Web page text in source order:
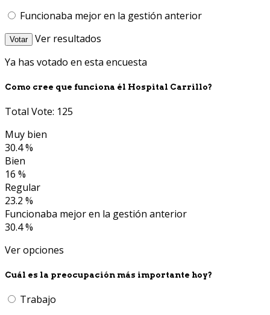
Funcionaba mejor en la gestión anterior
Votar
Ver resultados
Ya has votado en esta encuesta
Como cree que funciona él Hospital Carrillo?
Total Vote: 125
Muy bien
30.4 %
Bien
16 %
Regular
23.2 %
Funcionaba mejor en la gestión anterior
30.4 %
Ver opciones
Cuál es la preocupación más importante hoy?
Trabajo